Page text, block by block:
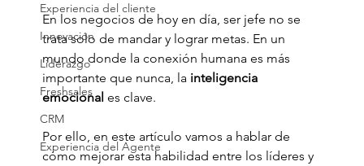
Experiencia del cliente
Innovación
Liderazgo
Freshsales
CRM
Experiencia del Agente
En los negocios de hoy en día, ser jefe no se
trata solo de mandar y lograr metas. En un
mundo donde la conexión humana es más
importante que nunca, la inteligencia
emocional es clave.
Por ello, en este artículo vamos a hablar de
cómo mejorar esta habilidad entre los líderes y